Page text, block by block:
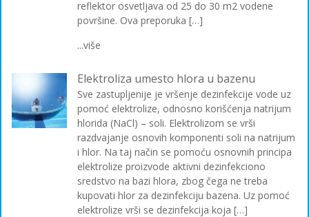
reflektor osvetljava od 25 do 30 m2 vodene
površine. Ova preporuka […]
...više
Elektroliza umesto hlora u bazenu
Sve zastupljenije je vršenje dezinfekcije vode uz
pomoć elektrolize, odnosno korišćenja natrijum
hlorida (NaCl) – soli. Elektrolizom se vrši
razdvajanje osnovih komponenti soli na natrijum
i hlor. Na taj način se pomoću osnovnih principa
elektrolize proizvode aktivni dezinfekciono
sredstvo na bazi hlora, zbog čega ne treba
kupovati hlor za dezinfekciju bazena. Uz pomoć
elektrolize vrši se dezinfekcija koja […]